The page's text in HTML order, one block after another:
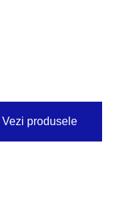
Vezi produsele